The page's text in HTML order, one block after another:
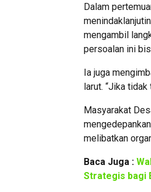
Dalam
mengambil
persoalan ini
Ia juga
larut. “Jika
Masyarakat
melibatkan
Baca Juga :
Strategis bagi